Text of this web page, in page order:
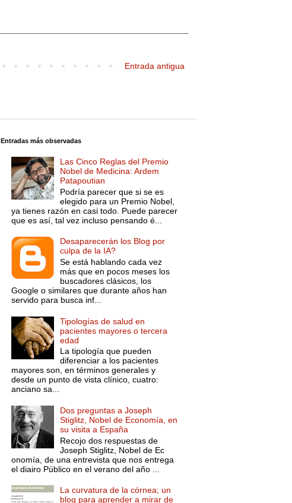
Entrada antigua
Entradas más observadas
Las Cinco Reglas del Premio
Nobel de Medicina: Ardem
Patapoutian
Podría parecer que si se es
elegido para un Premio Nobel,
ya tienes razón en casi todo. Puede parecer
que es así, tal vez incluso pensando é...
Desaparecerán los Blog por
culpa de la IA?
Se está hablando cada vez
más que en pocos meses los
buscadores clásicos, los
Google o similares que durante años han
servido para busca inf...
Tipologías de salud en
pacientes mayores o tercera
edad
La tipología que pueden
diferenciar a los pacientes
mayores son, en términos generales y
desde un punto de vista clínico, cuatro:
anciano sa...
Dos preguntas a Joseph
Stiglitz, Nobel de Economía, en
su visita a España
Recojo dos respuestas de
Joseph Stiglitz, Nobel de Ec
onomía, de una entrevista que nos entrega
el diairo Público en el verano del año ...
La curvatura de la córnea; un
blog para aprender a mirar de